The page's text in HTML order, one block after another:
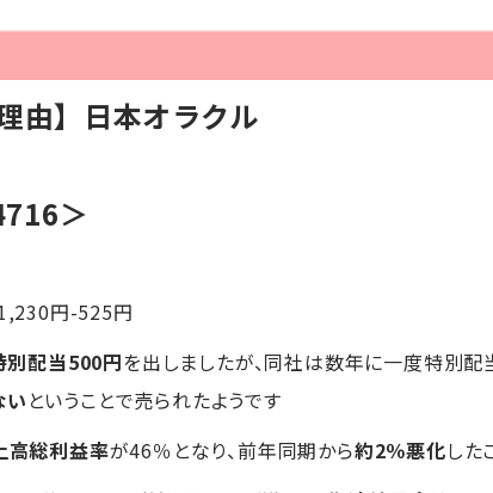
由】日本オラクル
＞
円-525円
別配当500円を出しましたが、同社は数年に一度特別
い ということで売られたようです
高総利益率が46％となり、前年同期から約2％悪化した